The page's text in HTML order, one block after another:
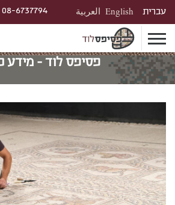
עברית English العربية 08-6737794
פסיפס לוד - מידע